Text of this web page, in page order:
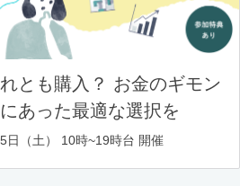
とも購入？ お金のギモン
あった最適な選択を
日（土） 10時~19時台 開催